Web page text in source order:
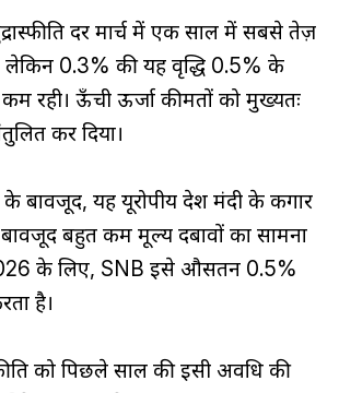
दर मार्च में एक साल में सबसे तेज़
लेकिन 0.3% की यह वृद्धि 0.5% के
रही। ऊँची ऊर्जा कीमतों को मुख्यतः
कर दिया।
के बावजूद, यह यूरोपीय देश मंदी के कगार
बहुत कम मूल्य दबावों का सामना
के लिए, SNB इसे औसतन 0.5%
है।
को पिछले साल की इसी अवधि की